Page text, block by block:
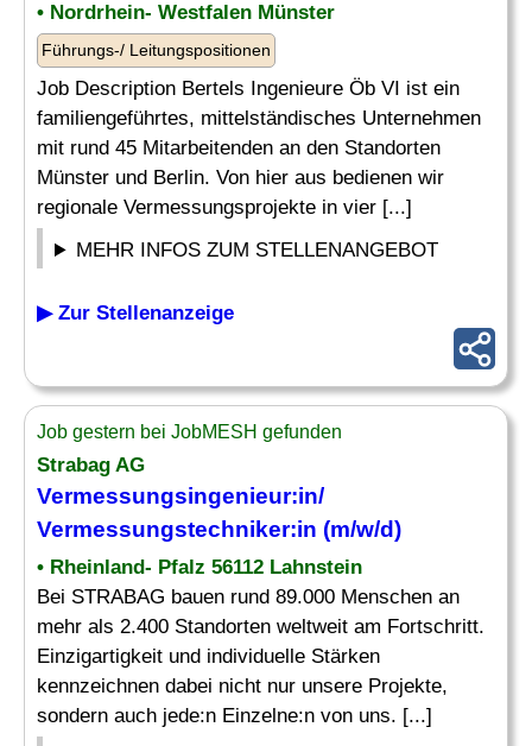
• Nordrhein- Westfalen Münster
Führungs-/ Leitungspositionen
Job Description Bertels Ingenieure Öb VI ist ein
familiengeführtes, mittelständisches Unternehmen
mit rund 45 Mitarbeitenden an den Standorten
Münster und Berlin. Von hier aus bedienen wir
regionale Vermessungsprojekte in vier [...]
MEHR INFOS ZUM STELLENANGEBOT
▶ Zur Stellenanzeige
Job gestern bei JobMESH gefunden
Strabag AG
Vermessungsingenieur:in/
Vermessungstechniker:in (m/w/d)
• Rheinland- Pfalz 56112 Lahnstein
Bei STRABAG bauen rund 89.000 Menschen an
mehr als 2.400 Standorten weltweit am Fortschritt.
Einzigartigkeit und individuelle Stärken
kennzeichnen dabei nicht nur unsere Projekte,
sondern auch jede:n Einzelne:n von uns. [...]